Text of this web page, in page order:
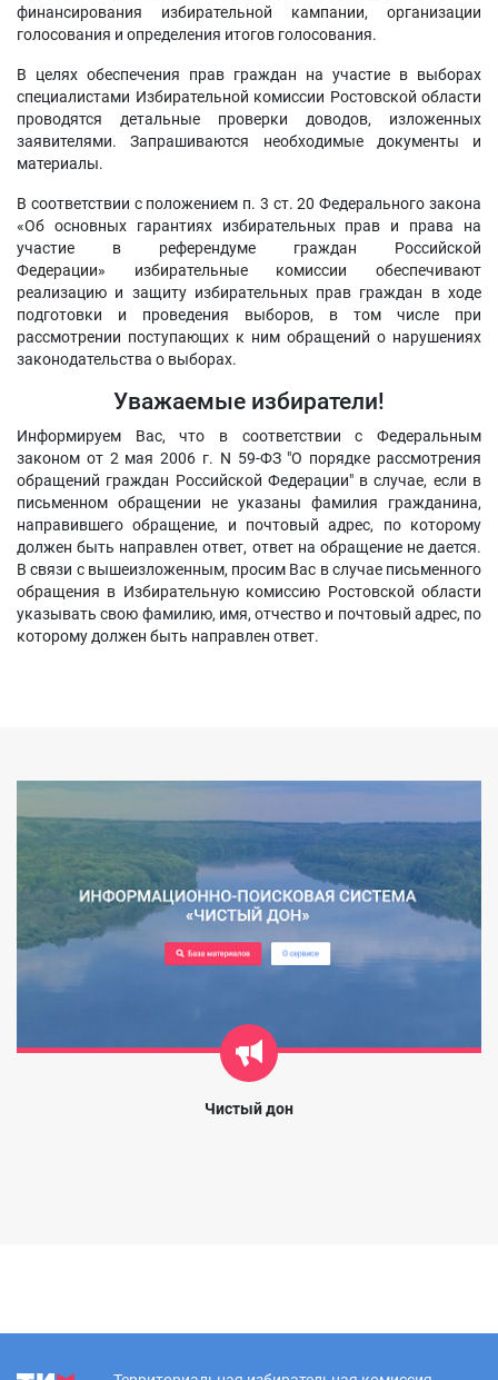
финансирования избирательной кампании, организации
голосования и определения итогов голосования.
В целях обеспечения прав граждан на участие в выборах
специалистами Избирательной комиссии Ростовской области
проводятся детальные проверки доводов, изложенных
заявителями. Запрашиваются необходимые документы и
материалы.
В соответствии с положением п. 3 ст. 20 Федерального закона
«Об основных гарантиях избирательных прав и права на
участие в референдуме граждан Российской
Федерации» избирательные комиссии обеспечивают
реализацию и защиту избирательных прав граждан в ходе
подготовки и проведения выборов, в том числе при
рассмотрении поступающих к ним обращений о нарушениях
законодательства о выборах.
Уважаемые избиратели!
Информируем Вас, что в соответствии с Федеральным
законом от 2 мая 2006 г. N 59-ФЗ "О порядке рассмотрения
обращений граждан Российской Федерации" в случае, если в
письменном обращении не указаны фамилия гражданина,
направившего обращение, и почтовый адрес, по которому
должен быть направлен ответ, ответ на обращение не дается.
В связи с вышеизложенным, просим Вас в случае письменного
обращения в Избирательную комиссию Ростовской области
указывать свою фамилию, имя, отчество и почтовый адрес, по
которому должен быть направлен ответ.
Чистый дон